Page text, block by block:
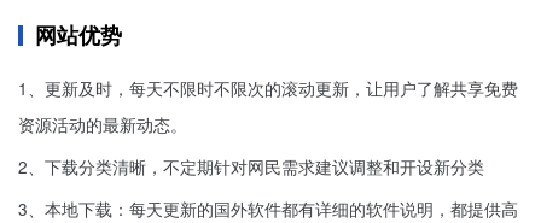
网站优势
1、更新及时，每天不限时不限次的滚动更新，让用户了解共享免费
资源活动的最新动态。
2、下载分类清晰，不定期针对网民需求建议调整和开设新分类
3、本地下载：每天更新的国外软件都有详细的软件说明，都提供高